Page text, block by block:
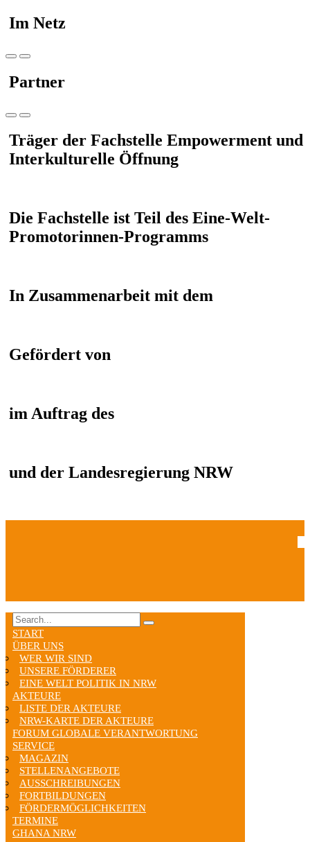
Im Netz
Partner
Träger der Fachstelle Empowerment und
Interkulturelle Öffnung
Die Fachstelle ist Teil des Eine-Welt-
Promotorinnen-Programms
In Zusammenarbeit mit dem
Gefördert von
im Auftrag des
und der Landesregierung NRW
START
ÜBER UNS
WER WIR SIND
UNSERE FÖRDERER
EINE WELT POLITIK IN NRW
AKTEURE
LISTE DER AKTEURE
NRW-KARTE DER AKTEURE
FORUM GLOBALE VERANTWORTUNG
SERVICE
MAGAZIN
STELLENANGEBOTE
AUSSCHREIBUNGEN
FORTBILDUNGEN
FÖRDERMÖGLICHKEITEN
TERMINE
GHANA NRW